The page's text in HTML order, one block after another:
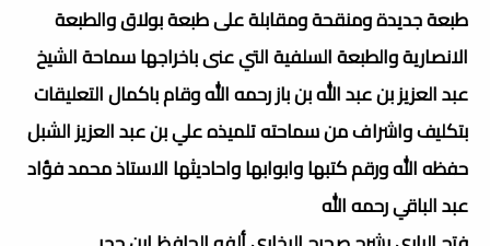
طبعة جديدة ومنقحة ومقابلة على طبعة بولاق والطبعة
الانصارية والطبعة السلفية التي عنى باخراجها سماحة الشيخ
عبد العزيز بن عبد الله بن باز رحمه الله وقام باكمال التعليقات
بتكليف واشراف من سماحته تلميذه علي بن عبد العزيز الشبل
حفظه الله ورقم كتبها وابوابها واحاديثها الاستاذ محمد فؤاد
عبد الباقي رحمه الله